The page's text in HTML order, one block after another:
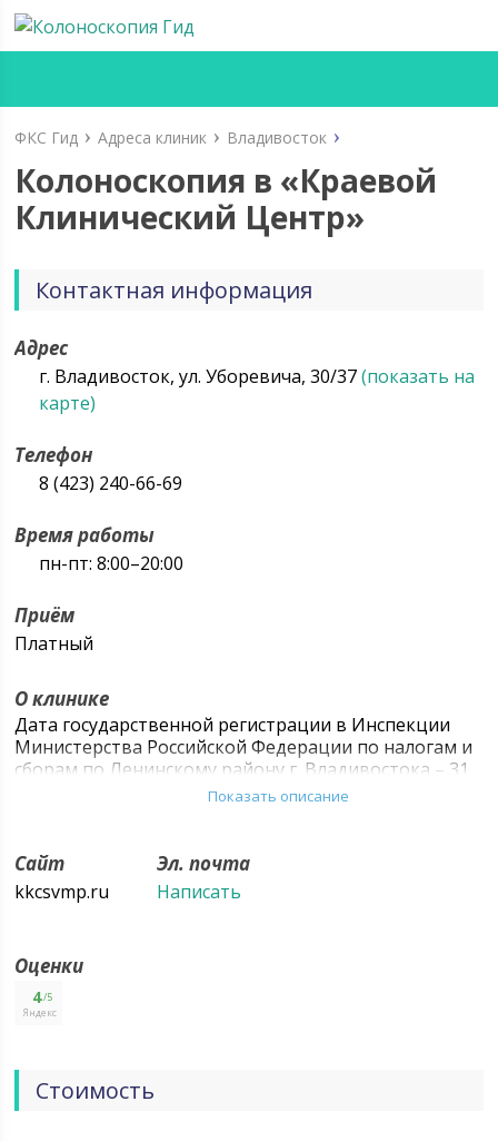
ФКС Гид Адреса клиник Владивосток
Колоноскопия в «Краевой
Клинический Центр»
Контактная информация
Адрес
г. Владивосток, ул. Уборевича, 30/37(показать на
карте)
Телефон
8 (423) 240-66-69
Время работы
пн-пт: 8:00–20:00
Приём
Платный
О клинике
Дата государственной регистрации в Инспекции
Министерства Российской Федерации по налогам и
сборам по Ленинскому району г. Владивостока – 31
мая 1996 года 25 № 837 за основным
Учредителем (собственником имущества) ГАУЗ
«ККЦ СВМП» является Приморский край. От имени
Приморского края функции и полномочия
края, отраслевой орган исполнительной власти
Приморского края - департамент здравоохранения
Приморского края, орган по управлению
Приморского края.
Показать описание
Сайт
kkcsvmp.ru
Эл. почта
Написать
Оценки
4/5
Яндекс
Стоимость